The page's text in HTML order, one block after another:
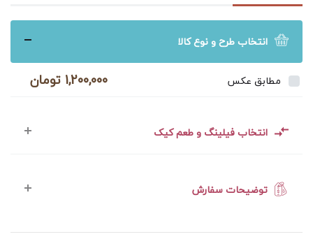
انتخاب طرح و نوع کالا
مطابق عکس 1,200,000 تومان
انتخاب فیلینگ و طعم کیک
توضیحات سفارش